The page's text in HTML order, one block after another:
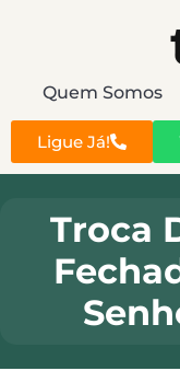
Quem Somos
Ligue Já!
Troca